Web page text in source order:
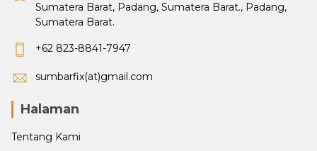
Sumatera Barat, Padang, Sumatera Barat., Padang,
Sumatera Barat.
+62 823-8841-7947
sumbarfix(at)gmail.com
Halaman
Tentang Kami